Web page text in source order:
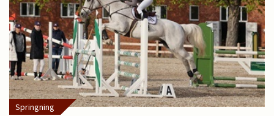
Springning